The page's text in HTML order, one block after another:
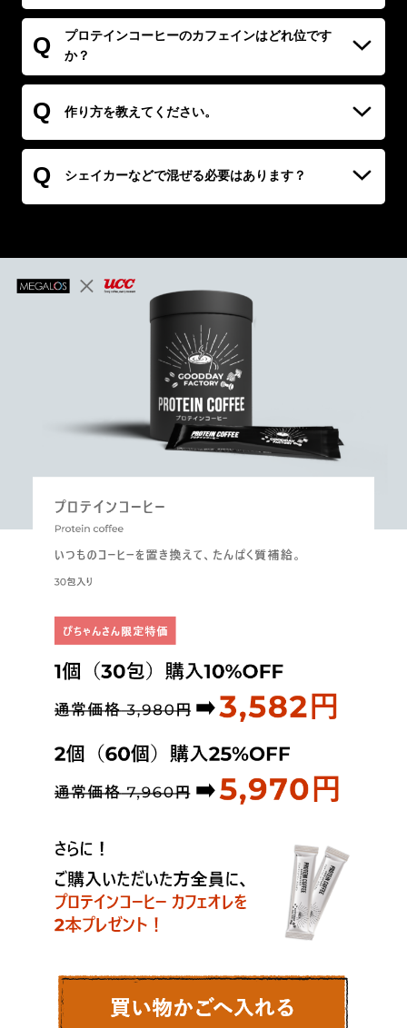
あれば問題ないと考えられますが、飲用の際は担当の医師にご
相談ください。
A1包あたり27.7kcalになります。
Q
プロテインコーヒーのカフェインはどれ位です
か？
A１杯あたり90mgです。
Q 作り方を教えてください。
A1包を150ｍｌ程度のお湯や水などによくかき混ぜて溶かして
からお召し上がりください。
Q シェイカーなどで混ぜる必要はあります？